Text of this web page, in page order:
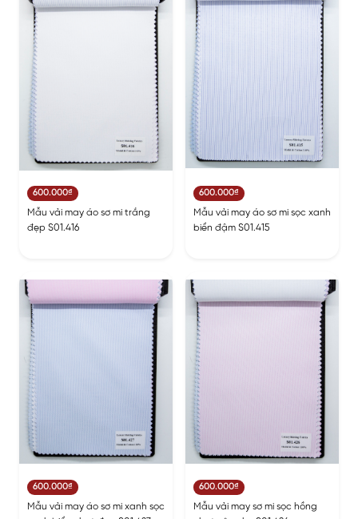
600.000₫
Mẫu vải may áo sơ mi trắng
đẹp S01.416
600.000₫
Mẫu vải may áo sơ mi sọc xanh
biển đậm S01.415
600.000₫
Mẫu vải may áo sơ mi xanh sọc
600.000₫
Mẫu vải may sơ mi sọc hồng